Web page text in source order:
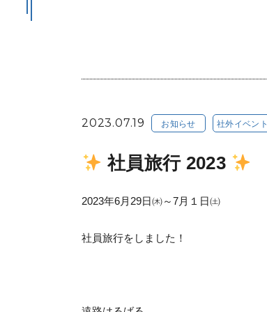
2023.07.19
社員旅行 2023
2023年6月29日㈭～7月１日㈯
社員旅行をしました！
お知らせ 社外イベント